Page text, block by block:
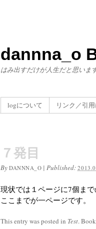
dannna_o
はみ出すだけが人生だと思いま
logについて リンク／引
７発目
By DANNNA_O |Published:
現状では１ページに7個ま
ここまでが一ページです。
This entry was posted in Test.